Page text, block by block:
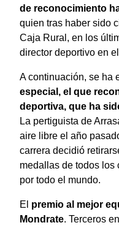
de reconocimiento
quien tras haber sido
Caja Rural, en los
director deportivo en
A continuación, se ha
especial, el que
deportiva, que ha
La pertiguista de
aire libre el año
carrera decidió
medallas de todos los
por todo el mundo.
El premio al mejor
Mondrate. Terceros